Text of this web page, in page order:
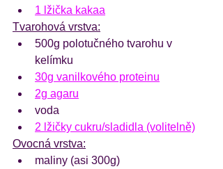
1 lžička kakaa
Tvarohová vrstva:
500g polotučného tvarohu v
kelímku
30g vanilkového proteinu
2g agaru
voda
2 lžičky cukru/sladidla (volitelně)
Ovocná vrstva:
maliny (asi 300g)